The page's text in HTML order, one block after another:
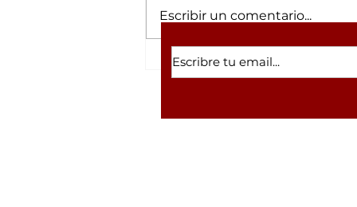
Joven motociclista
resulta lesionado tras
la carretera México 15
Escribir un comentario...